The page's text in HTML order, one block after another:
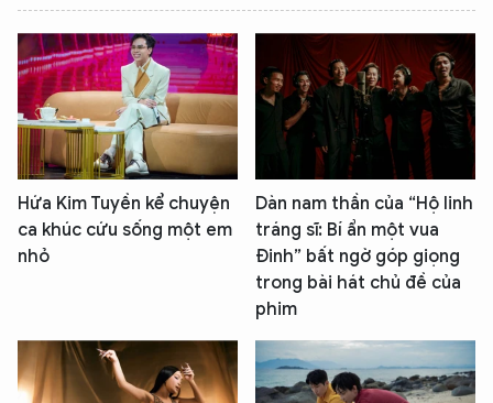
Hứa Kim Tuyền kể chuyện
ca khúc cứu sống một em
nhỏ
Dàn nam thần của “Hộ linh
tráng sĩ: Bí ẩn một vua
Đinh” bất ngờ góp giọng
trong bài hát chủ đề của
phim